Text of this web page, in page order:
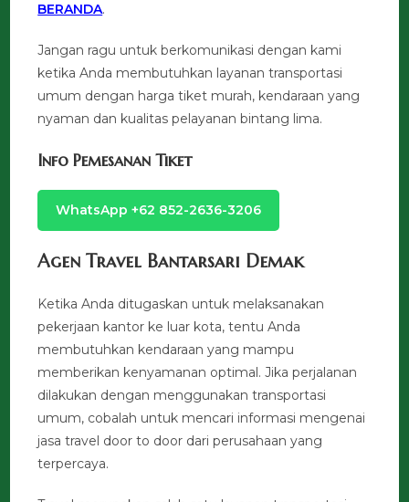
BERANDA.
Jangan ragu untuk berkomunikasi dengan kami
ketika Anda membutuhkan layanan transportasi
umum dengan harga tiket murah, kendaraan yang
nyaman dan kualitas pelayanan bintang lima.
Info Pemesanan Tiket
WhatsApp +62 852-2636-3206
Agen Travel Bantarsari Demak
Ketika Anda ditugaskan untuk melaksanakan
pekerjaan kantor ke luar kota, tentu Anda
membutuhkan kendaraan yang mampu
memberikan kenyamanan optimal. Jika perjalanan
dilakukan dengan menggunakan transportasi
umum, cobalah untuk mencari informasi mengenai
jasa travel door to door dari perusahaan yang
terpercaya.